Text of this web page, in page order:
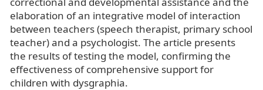
elaboration of an integrative model of interaction
between teachers (speech therapist, primary school
teacher) and a psychologist. The article presents
the results of testing the model, confirming the
effectiveness of comprehensive support for
children with dysgraphia.